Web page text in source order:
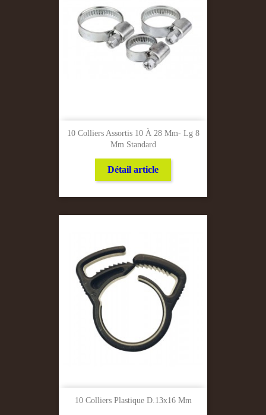
10 Colliers Assortis 10 À 28 Mm- Lg 8
Mm Standard
Détail article
10 Colliers Plastique D.13x16 Mm